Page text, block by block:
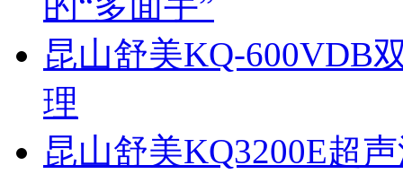
昆山舒美KQ-600VDB
理
昆山舒美KQ3200E超